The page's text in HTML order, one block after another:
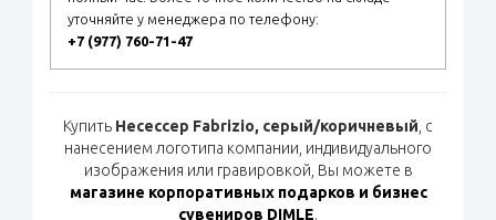
уточняйте у менеджера по телефону:
+7 (977) 760-71-47
Купить Несессер Fabrizio, серый/коричневый, с
нанесением логотипа компании, индивидуального
изображения или гравировкой, Вы можете в
магазине корпоративных подарков и бизнес
сувениров DIMLE.